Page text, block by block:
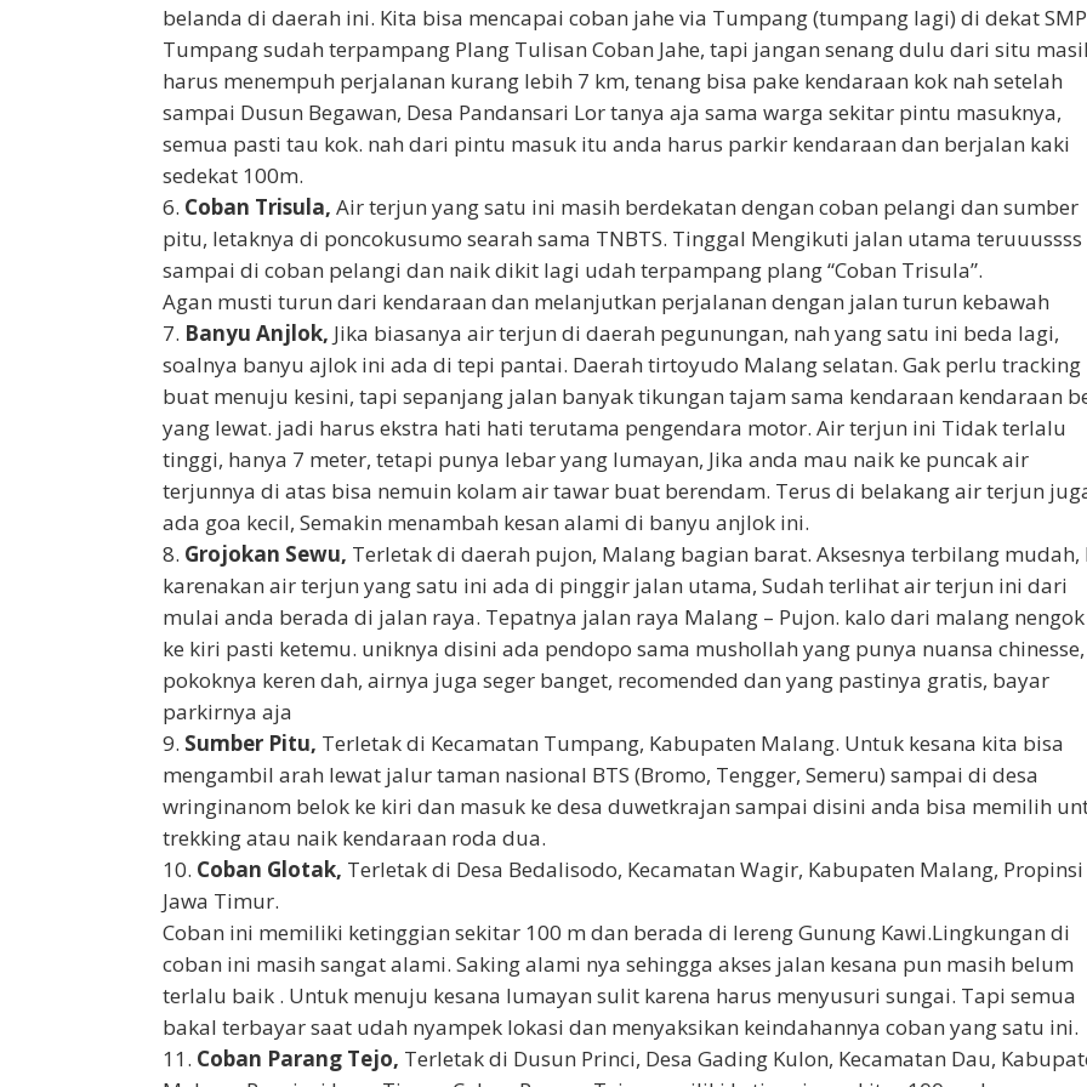
belanda di daerah ini. Kita bisa mencapai coban jahe via Tumpang (tumpang lagi) di dekat
Tumpang sudah terpampang Plang Tulisan Coban Jahe, tapi jangan senang dulu dari situ
harus menempuh perjalanan kurang lebih 7 km, tenang bisa pake kendaraan kok nah setelah
sampai Dusun Begawan, Desa Pandansari Lor tanya aja sama warga sekitar pintu masuknya,
semua pasti tau kok. nah dari pintu masuk itu anda harus parkir kendaraan dan berjalan kaki
sedekat 100m.
Coban Trisula, Air terjun yang satu ini masih berdekatan dengan coban pelangi dan sumber
pitu, letaknya di poncokusumo searah sama TNBTS. Tinggal Mengikuti jalan utama teruuussss
sampai di coban pelangi dan naik dikit lagi udah terpampang plang “Coban Trisula”.
Agan musti turun dari kendaraan dan melanjutkan perjalanan dengan jalan turun kebawah
Banyu Anjlok, Jika biasanya air terjun di daerah pegunungan, nah yang satu ini beda lagi,
soalnya banyu ajlok ini ada di tepi pantai. Daerah tirtoyudo Malang selatan. Gak perlu tracking
buat menuju kesini, tapi sepanjang jalan banyak tikungan tajam sama kendaraan kendaraan
yang lewat. jadi harus ekstra hati hati terutama pengendara motor. Air terjun ini Tidak terlalu
tinggi, hanya 7 meter, tetapi punya lebar yang lumayan, Jika anda mau naik ke puncak air
terjunnya di atas bisa nemuin kolam air tawar buat berendam. Terus di belakang air terjun
ada goa kecil, Semakin menambah kesan alami di banyu anjlok ini.
Grojokan Sewu, Terletak di daerah pujon, Malang bagian barat. Aksesnya terbilang mudah,
karenakan air terjun yang satu ini ada di pinggir jalan utama, Sudah terlihat air terjun ini dari
mulai anda berada di jalan raya. Tepatnya jalan raya Malang – Pujon. kalo dari malang
ke kiri pasti ketemu. uniknya disini ada pendopo sama mushollah yang punya nuansa chinesse,
pokoknya keren dah, airnya juga seger banget, recomended dan yang pastinya gratis, bayar
parkirnya aja
Sumber Pitu, Terletak di Kecamatan Tumpang, Kabupaten Malang. Untuk kesana kita bisa
mengambil arah lewat jalur taman nasional BTS (Bromo, Tengger, Semeru) sampai di desa
wringinanom belok ke kiri dan masuk ke desa duwetkrajan sampai disini anda bisa memilih
trekking atau naik kendaraan roda dua.
Coban Glotak, Terletak di Desa Bedalisodo, Kecamatan Wagir, Kabupaten Malang, Propinsi
Jawa Timur.
Coban ini memiliki ketinggian sekitar 100 m dan berada di lereng Gunung Kawi.Lingkungan di
coban ini masih sangat alami. Saking alami nya sehingga akses jalan kesana pun masih belum
terlalu baik . Untuk menuju kesana lumayan sulit karena harus menyusuri sungai. Tapi semua
bakal terbayar saat udah nyampek lokasi dan menyaksikan keindahannya coban yang satu ini.
Coban Parang Tejo, Terletak di Dusun Princi, Desa Gading Kulon, Kecamatan Dau,